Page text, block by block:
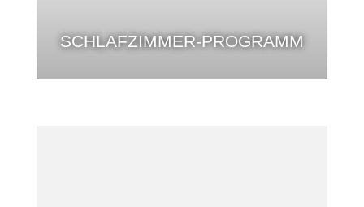
SCHLAFZIMMER-PROGRAMM